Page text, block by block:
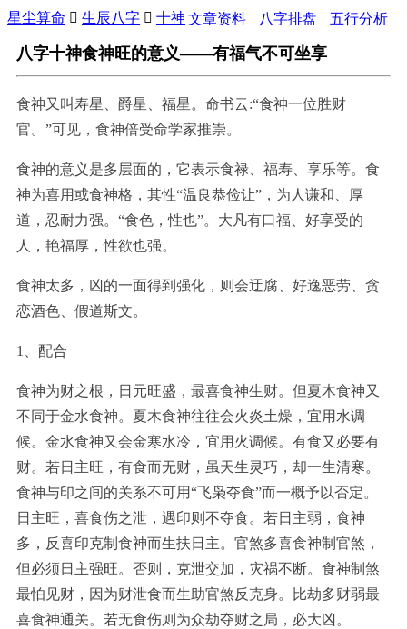
星尘算命  生辰八字  十神 文章资料 八字排盘 五行分析
八字十神食神旺的意义——有福气不可坐享
食神又叫寿星、爵星、福星。命书云:“食神一位胜财
官。”可见，食神倍受命学家推崇。
食神的意义是多层面的，它表示食禄、福寿、享乐等。食
神为喜用或食神格，其性“温良恭俭让”，为人谦和、厚
道，忍耐力强。“食色，性也”。大凡有口福、好享受的
人，艳福厚，性欲也强。
食神太多，凶的一面得到强化，则会迂腐、好逸恶劳、贪
恋酒色、假道斯文。
1、配合
食神为财之根，日元旺盛，最喜食神生财。但夏木食神又
不同于金水食神。夏木食神往往会火炎土燥，宜用水调
候。金水食神又会金寒水冷，宜用火调候。有食又必要有
财。若日主旺，有食而无财，虽天生灵巧，却一生清寒。
食神与印之间的关系不可用“飞枭夺食”而一概予以否定。
日主旺，喜食伤之泄，遇印则不夺食。若日主弱，食神
多，反喜印克制食神而生扶日主。官煞多喜食神制官煞，
但必须日主强旺。否则，克泄交加，灾祸不断。食神制煞
最怕见财，因为财泄食而生助官煞反克身。比劫多财弱最
喜食神通关。若无食伤则为众劫夺财之局，必大凶。